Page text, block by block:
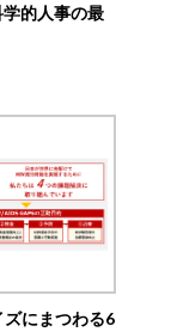
的人事の最
にまつわる6